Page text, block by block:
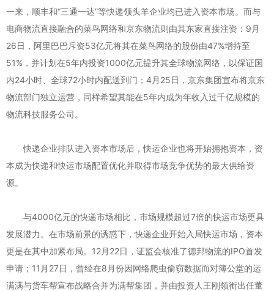
一来，顺丰和“三通一达”等快递领头羊企业均已进入资本市场。而与
电商物流直接融合的菜鸟网络和京东物流则由其东家直接注资：9月
26日，阿里巴巴斥资53亿元将其在菜鸟网络的股份由47%增持至
51%，并计划在5年内投资1000亿元提升其全球物流网络，以保证国
内24小时、全球72小时内配送到门；4月25日，京东集团宣布将京东
物流部门独立运营，同样希望其能在5年内成为年收入过千亿规模的
物流科技服务公司。
快递企业排队进入资本市场后，快运企业也将开始拥抱资本，资
本成为快递和快运市场配置优化并取得市场竞争优势的最大供给资
源。
与4000亿元的快递市场相比，市场规模超过7倍的快运市场更具
发展潜力。在市场前景的诱惑下，快递企业开始入局快运市场，资本
更是在其中加紧布局。12月22日，证监会核准了德邦物流的IPO首发
申请；11月27日，曾经在8月份因网络爬虫偷窃数据而对簿公堂的运
满满与货车帮宣布战略合并为满帮集团，并由投资人王刚领衔出任董